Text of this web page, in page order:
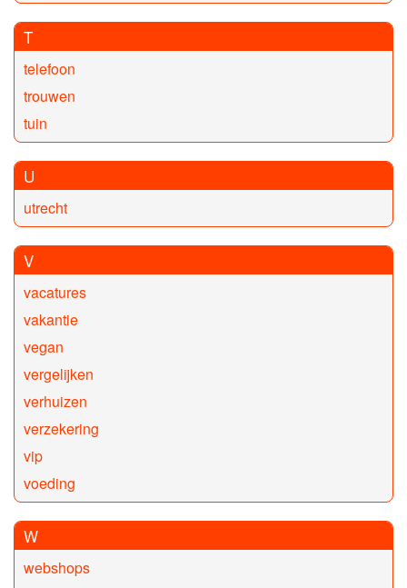
T
telefoon
trouwen
tuin
U
utrecht
V
vacatures
vakantie
vegan
vergelijken
verhuizen
verzekering
vip
voeding
W
webshops